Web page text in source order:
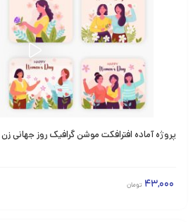
پروژه آماده افترافکت موشن گرافیک روز جهانی زن Women’s Day
43,000 تومان